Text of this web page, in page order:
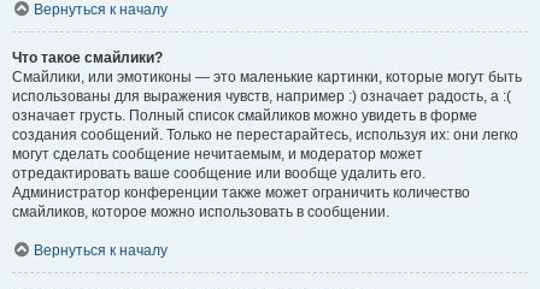
Вернуться к началу
Что такое смайлики?
Смайлики, или эмотиконы — это маленькие картинки, которые могут быть
использованы для выражения чувств, например :) означает радость, а :(
означает грусть. Полный список смайликов можно увидеть в форме
создания сообщений. Только не перестарайтесь, используя их: они легко
могут сделать сообщение нечитаемым, и модератор может
отредактировать ваше сообщение или вообще удалить его.
Администратор конференции также может ограничить количество
смайликов, которое можно использовать в сообщении.
Вернуться к началу